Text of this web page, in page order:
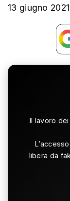
13 giugno 2021
Il lavoro
libera da